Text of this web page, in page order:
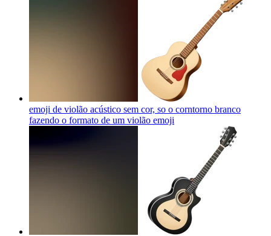
emoji de violão acústico sem cor, so o corntorno branco
fazendo o formato de um violão emoji